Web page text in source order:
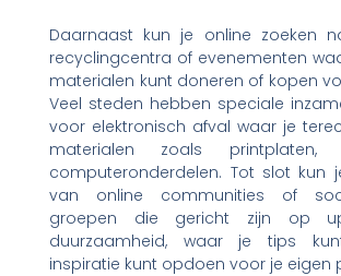
Daarnaast kun je online zoeken
recyclingcentra of evenementen
materialen kunt doneren of kopen
Veel steden hebben speciale
voor elektronisch afval waar je
materialen zoals
computeronderdelen. Tot slot kun
van online communities of
groepen die gericht zijn op
duurzaamheid, waar je tips
inspiratie kunt opdoen voor je eigen